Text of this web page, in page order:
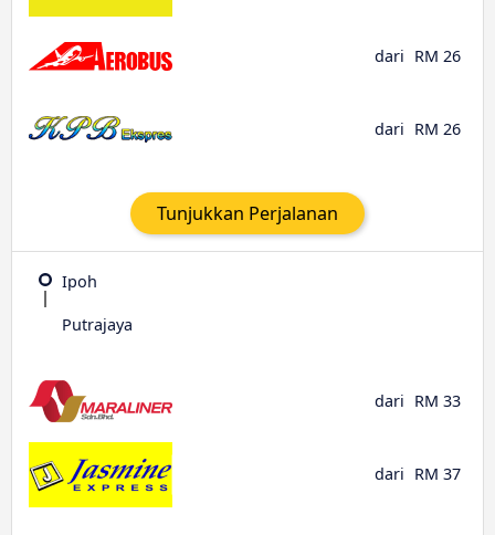
dari RM 26
dari RM 26
Tunjukkan Perjalanan
Ipoh
Putrajaya
dari RM 33
dari RM 37